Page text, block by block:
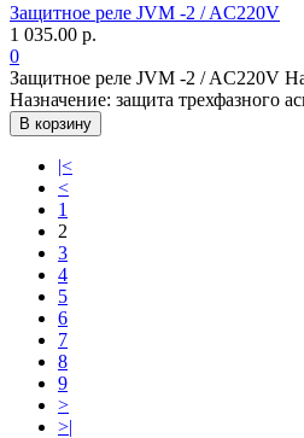
Защитное реле JVM -2 / AC220V
1 035.00 р.
0
Защитное реле JVM -2 / AC220V
Назначение: защита трехфазного
В корзину
|<
<
1
2
3
4
5
6
7
8
9
>
>|